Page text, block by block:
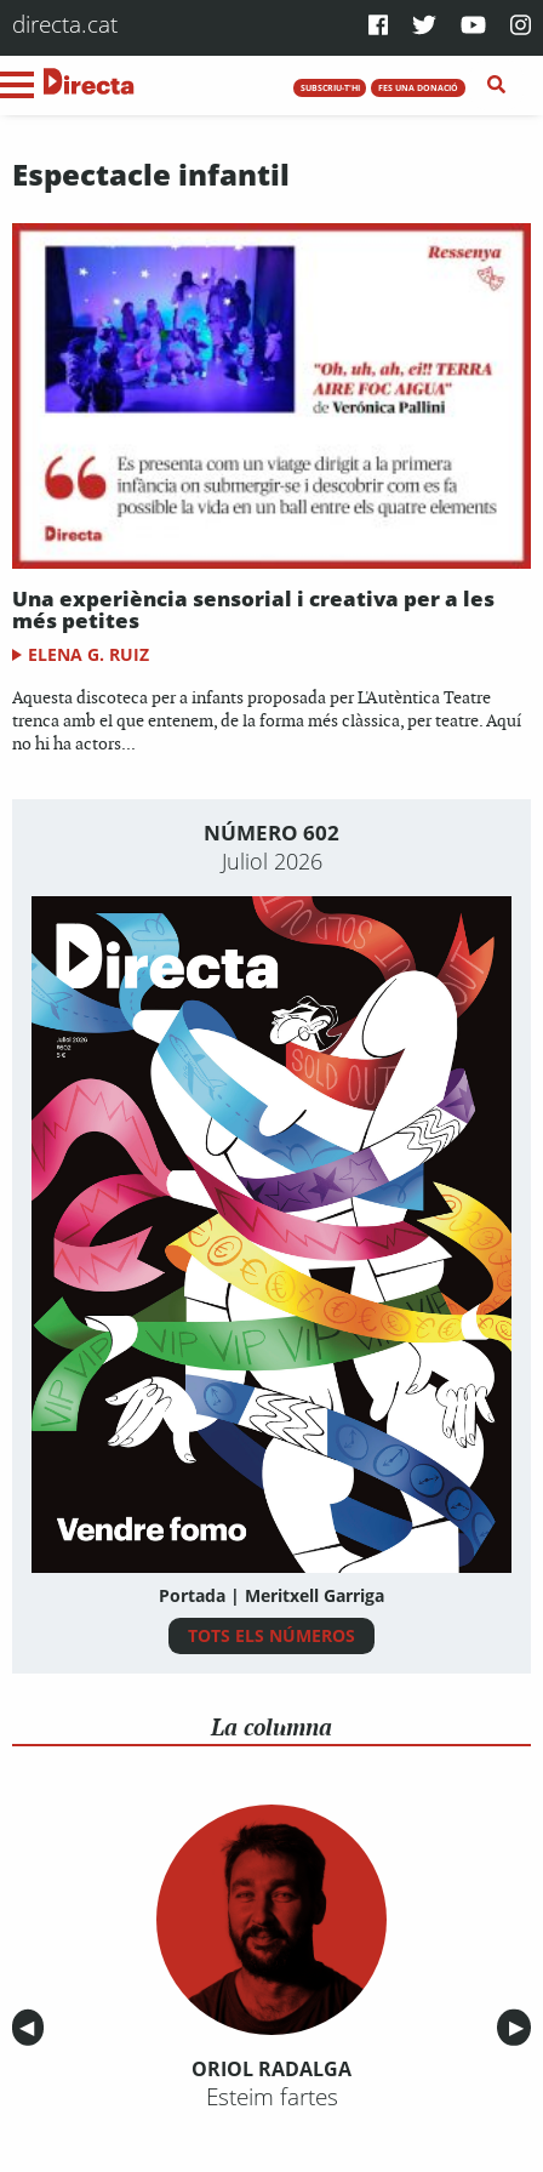
directa.cat
SUBSCRIU-T'HI FES UNA DONACIÓ
Espectacle infantil
Una experiència sensorial i creativa per a les
més petites
ELENA G. RUIZ
Aquesta discoteca per a infants proposada per L'Autèntica Teatre
trenca amb el que entenem, de la forma més clàssica, per teatre. Aquí
no hi ha actors...
NÚMERO 602
Juliol 2026
Portada | Meritxell Garriga
TOTS ELS NÚMEROS
La columna
Anterior
◀︎ ▶︎
ORIOL RADALGA
Esteim fartes